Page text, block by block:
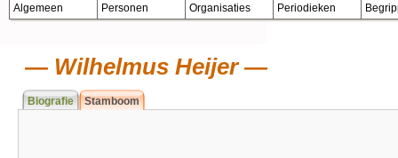
Algemeen Personen Organisaties Periodieken
Wilhelmus Heijer
Biografie Stamboom